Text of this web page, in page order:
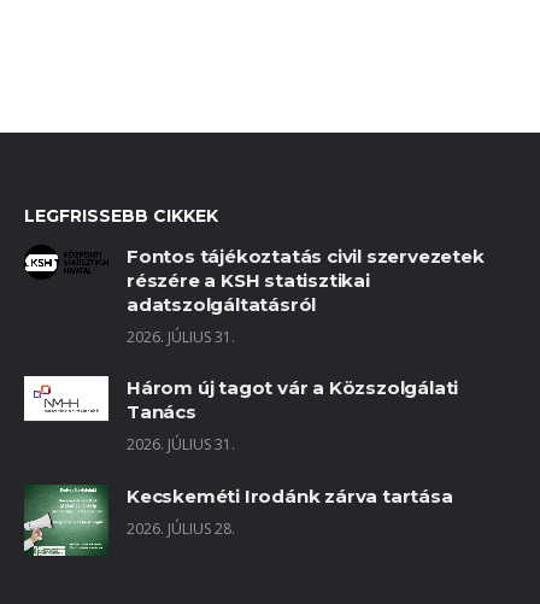
LEGFRISSEBB CIKKEK
Fontos tájékoztatás civil szervezetek
részére a KSH statisztikai
adatszolgáltatásról
2026. JÚLIUS 31.
Három új tagot vár a Közszolgálati
Tanács
2026. JÚLIUS 31.
Kecskeméti Irodánk zárva tartása
2026. JÚLIUS 28.